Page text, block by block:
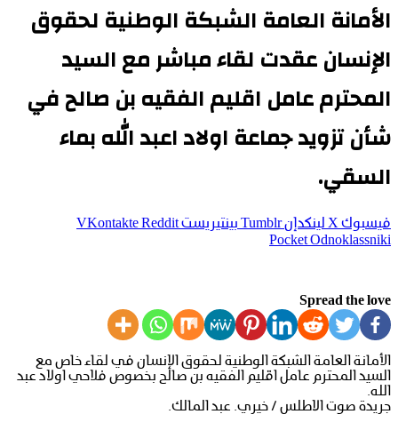
الأمانة العامة الشبكة الوطنية لحقوق
الإنسان عقدت لقاء مباشر مع السيد
المحترم عامل اقليم الفقيه بن صالح في
شأن تزويد جماعة اولاد اعبد الله بماء
السقي.
فيسبوك‫X لينكدإن بينتيريست
Odnoklassniki
‫Pocket
Spread the love
الأمانة العامة الشبكة الوطنية لحقوق الإنسان في لقاء خاص مع
السيد المحترم عامل اقليم الفقيه بن صالح بخصوص فلاحي اولاد عبد
الله.
جريدة صوت الاطلس / خيري. عبد المالك.